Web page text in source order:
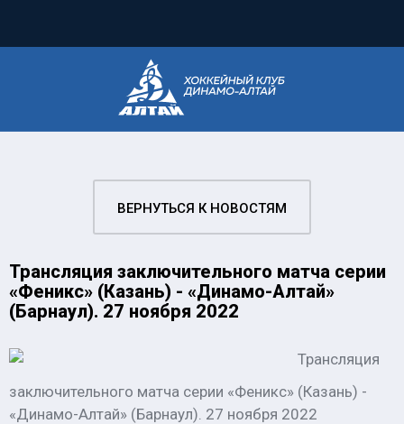
ВЕРНУТЬСЯ К НОВОСТЯМ
Трансляция заключительного матча серии
«Феникс» (Казань) - «Динамо-Алтай»
(Барнаул). 27 ноября 2022
Трансляция
заключительного матча серии «Феникс» (Казань) -
«Динамо-Алтай» (Барнаул). 27 ноября 2022